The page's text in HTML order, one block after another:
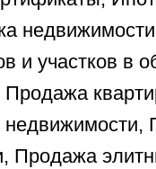
и участков в
Продажа
Продажа